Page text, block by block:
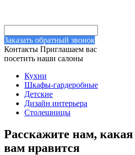
Заказать обратный звонок
Контакты Приглашаем вас
посетить наши салоны
Кухни
Шкафы-гардеробные
Детские
Дизайн интерьера
Столешницы
Расскажите нам, какая
вам нравится